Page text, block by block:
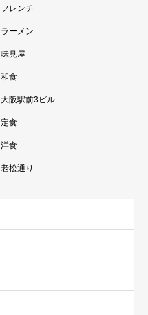
フレンチ
ラーメン
味見屋
和食
大阪駅前3ビル
定食
洋食
老松通り